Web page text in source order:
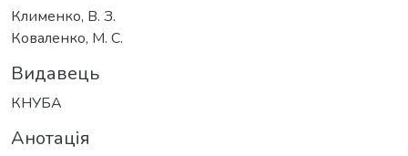
Клименко, В. З.
Коваленко, М. С.
Видавець
КНУБА
Анотація